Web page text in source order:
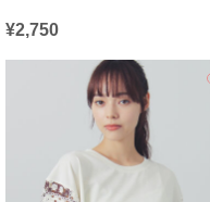
¥2,750